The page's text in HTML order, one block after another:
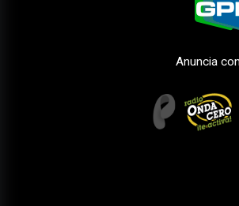
Anuncia